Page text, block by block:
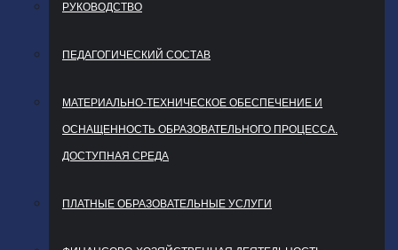
РУКОВОДСТВО
ПЕДАГОГИЧЕСКИЙ СОСТАВ
МАТЕРИАЛЬНО-ТЕХНИЧЕСКОЕ ОБЕСПЕЧЕНИЕ И
ОСНАЩЕННОСТЬ ОБРАЗОВАТЕЛЬНОГО ПРОЦЕССА.
ДОСТУПНАЯ СРЕДА
ПЛАТНЫЕ ОБРАЗОВАТЕЛЬНЫЕ УСЛУГИ